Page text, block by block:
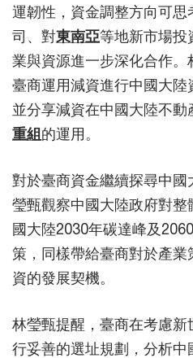
運韌性，資金調整方向可
司、對東南亞等地新市場投
業與資源進一步深化合作。
臺商運用減資進行中國大陸
並分享減資在中國大陸不動
重組的運用。
對於臺商資金繼續探尋中
瑩甄觀察中國大陸政府對
國大陸2030年碳達峰及
策，同樣帶給臺商對於產
資的發展契機。
林瑩甄提醒，臺商在考慮
行妥善的選址規劃，分析